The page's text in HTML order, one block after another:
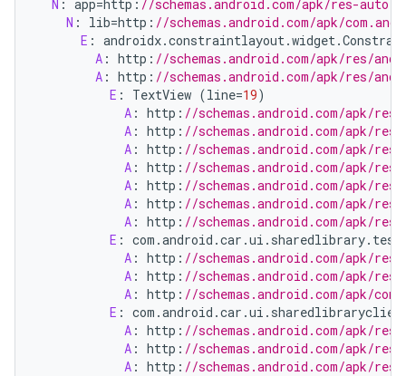
N : app=http : //schemas.android.com/apk/res-auto
N : lib=http : //schemas.android.com/apk/
E : androidx.constraintlayout.widget.
A : http : //schemas.android.com/apk/res/
A : http : //schemas.android.com/apk/res/
E : TextView (line=19)
A : http : //schemas.android.com/apk/
A : http : //schemas.android.com/apk/
A : http : //schemas.android.com/apk/
A : http : //schemas.android.com/apk/
A : http : //schemas.android.com/apk/
A : http : //schemas.android.com/apk/
A : http : //schemas.android.com/apk/
E : com .android .car .ui . sharedlibrary. test
A : http : //schemas.android.com/apk/
A : http : //schemas.android.com/apk/
A : http : //schemas.android.com/apk/
E : com .android .car .ui .
A : http : //schemas.android.com/apk/
A : http : //schemas.android.com/apk/
A : http : //schemas.android.com/apk/